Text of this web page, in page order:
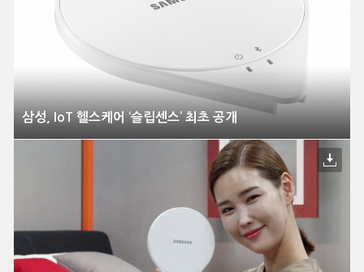
삼성, IoT 헬스케어 ‘슬립센스’ 최초 공개